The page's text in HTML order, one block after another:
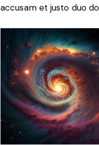
accusam et justo duo